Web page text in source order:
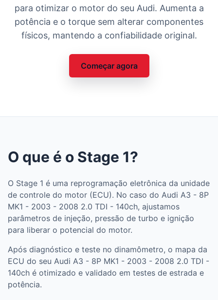
para otimizar o motor do seu Audi. Aumenta a
potência e o torque sem alterar componentes
físicos, mantendo a confiabilidade original.
Começar agora
O que é o Stage 1?
O Stage 1 é uma reprogramação eletrônica da unidade
de controle do motor (ECU). No caso do Audi A3 - 8P
MK1 - 2003 - 2008 2.0 TDI - 140ch, ajustamos
parâmetros de injeção, pressão de turbo e ignição
para liberar o potencial do motor.
Após diagnóstico e teste no dinamômetro, o mapa da
ECU do seu Audi A3 - 8P MK1 - 2003 - 2008 2.0 TDI -
140ch é otimizado e validado em testes de estrada e
potência.